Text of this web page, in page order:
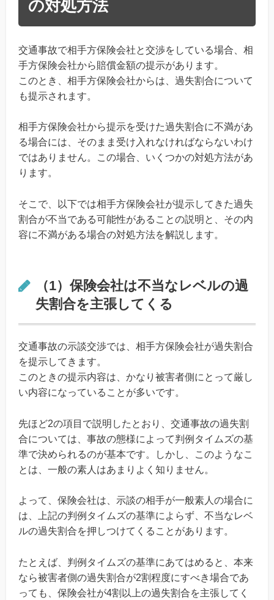
の対処方法
交通事故で相手方保険会社と交渉をしている場合、相
手方保険会社から賠償金額の提示があります。
このとき、相手方保険会社からは、過失割合について
も提示されます。
相手方保険会社から提示を受けた過失割合に不満があ
る場合には、そのまま受け入れなければならないわけ
ではありません。この場合、いくつかの対処方法があ
ります。
そこで、以下では相手方保険会社が提示してきた過失
割合が不当である可能性があることの説明と、その内
容に不満がある場合の対処方法を解説します。
（1）保険会社は不当なレベルの過
失割合を主張してくる
交通事故の示談交渉では、相手方保険会社が過失割合
を提示してきます。
このときの提示内容は、かなり被害者側にとって厳し
い内容になっていることが多いです。
先ほど2の項目で説明したとおり、交通事故の過失割
合については、事故の態様によって判例タイムズの基
準で決められるのが基本です。しかし、このようなこ
とは、一般の素人はあまりよく知りません。
よって、保険会社は、示談の相手が一般素人の場合に
は、上記の判例タイムズの基準によらず、不当なレベ
ルの過失割合を押しつけてくることがあります。
たとえば、判例タイムズの基準にあてはめると、本来
なら被害者側の過失割合が2割程度にすべき場合であ
っても、保険会社が4割以上の過失割合を主張してく